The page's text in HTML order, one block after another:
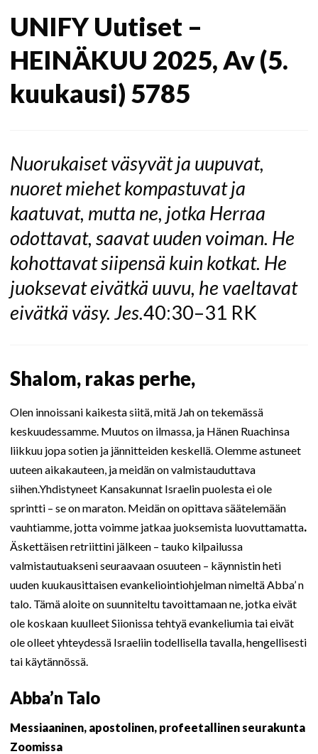
UNIFY Uutiset –
HEINÄKUU 2025, Av (5.
kuukausi) 5785
Nuorukaiset väsyvät ja uupuvat,
nuoret miehet kompastuvat ja
kaatuvat, mutta ne, jotka Herraa
odottavat, saavat uuden voiman. He
kohottavat siipensä kuin kotkat. He
juoksevat eivätkä uuvu, he vaeltavat
eivätkä väsy. Jes.40:30–31 RK
Shalom, rakas perhe,
Olen innoissani kaikesta siitä, mitä Jah on tekemässä
keskuudessamme. Muutos on ilmassa, ja Hänen Ruachinsa
liikkuu jopa sotien ja jännitteiden keskellä. Olemme astuneet
uuteen aikakauteen, ja meidän on valmistauduttava
siihen.Yhdistyneet Kansakunnat Israelin puolesta ei ole
sprintti – se on maraton. Meidän on opittava säätelemään
vauhtiamme, jotta voimme jatkaa juoksemista luovuttamatta.
Äskettäisen retriittini jälkeen – tauko kilpailussa
valmistautuakseni seuraavaan osuuteen – käynnistin heti
uuden kuukausittaisen evankeliointiohjelman nimeltä Abba’ n
talo. Tämä aloite on suunniteltu tavoittamaan ne, jotka eivät
ole koskaan kuulleet Siionissa tehtyä evankeliumia tai eivät
ole olleet yhteydessä Israeliin todellisella tavalla, hengellisesti
tai käytännössä.
Abba’n Talo
Messiaaninen, apostolinen, profeetallinen seurakunta
Zoomissa